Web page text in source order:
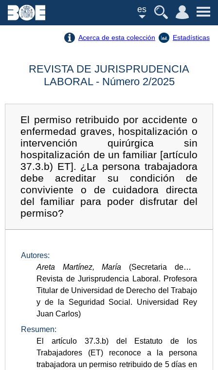
es
Acerca de esta colección Estadísticas
REVISTA DE JURISPRUDENCIA
LABORAL - Número 2/2025
El permiso retribuido por accidente o
enfermedad graves, hospitalización o
intervención quirúrgica sin
hospitalización de un familiar [artículo
37.3.b) ET]. ¿La persona trabajadora
debe acreditar su condición de
conviviente o de cuidadora directa
del familiar para poder disfrutar del
permiso?
Autores:
Areta Martínez, María (Secretaria de la
Revista de Jurisprudencia Laboral. Profesora
Titular de Universidad de Derecho del Trabajo
y de la Seguridad Social. Universidad Rey
Juan Carlos)
Resumen:
El artículo 37.3.b) del Estatuto de los
Trabajadores (ET) reconoce a la persona
trabajadora un permiso retribuido de 5 días en